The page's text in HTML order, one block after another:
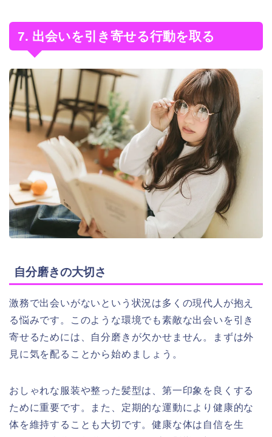
7. 出会いを引き寄せる行動を取る
自分磨きの大切さ
激務で出会いがないという状況は多くの現代人が抱え
る悩みです。このような環境でも素敵な出会いを引き
寄せるためには、自分磨きが欠かせません。まずは外
見に気を配ることから始めましょう。
おしゃれな服装や整った髪型は、第一印象を良くする
ために重要です。また、定期的な運動により健康的な
体を維持することも大切です。健康な体は自信を生